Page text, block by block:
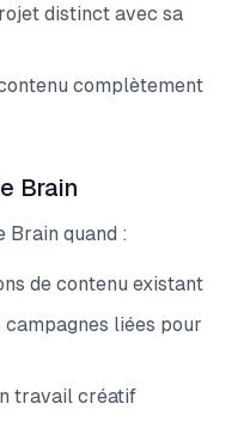
distinct avec sa
complètement
Brain
Brain quand :
de contenu existant
liées pour
travail créatif